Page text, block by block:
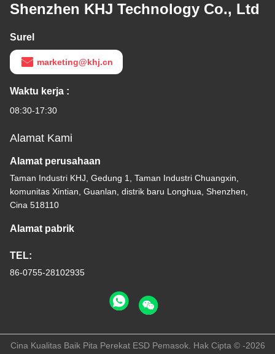
Shenzhen KHJ Technology Co., Ltd
Surel
marketing@khj.cn
Waktu kerja :
08:30-17:30
Alamat Kami
Alamat perusahaan
Taman Industri KHJ, Gedung 1, Taman Industri Chuangxin,
komunitas Xintian, Guanlan, distrik baru Longhua, Shenzhen,
Cina 518110
Alamat pabrik
TEL:
86-0755-28102935
Cina Kualitas Baik Pita Perekat ESD Pemasok. Hak Cipta © -2026